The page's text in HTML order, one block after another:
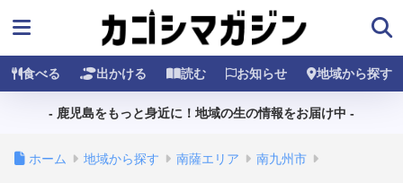
食べる 出かける 読む お知らせ 地域から探す
- 鹿児島をもっと身近に！地域の生の情報をお届け中 -
ホーム 地域から探す 南薩エリア 南九州市